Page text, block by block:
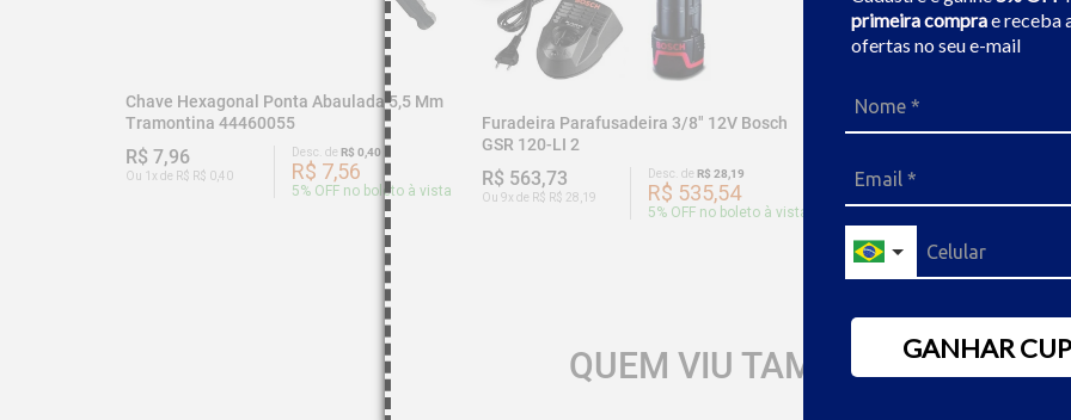
primeira comprae receba
ofertas no seu e-mail
GANHAR
Chave Hexagonal Ponta Abaulada 5,5 Mm
Tramontina 44460055
R$ 7,96
Ou 1x de R$ R$ 0,40
Desc. de R$ 0,40
R$ 7,56
5% OFF no boleto à vista
Furadeira Parafusadeira 3/8" 12V Bosch
GSR 120-LI 2
R$ 563,73
Ou 9x de R$ R$ 28,19
Desc. de R$ 28,19
R$ 535,54
5% OFF no boleto à vista
R$ 933,25
5% OFF
QUEM VIU TAMBÉM GOSTOU